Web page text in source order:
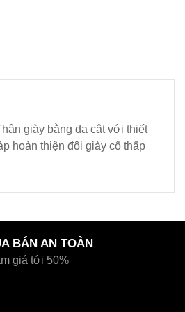
giày bằng da cật với thiết
hoàn thiện đôi giày cổ thấp
BÁN AN TOÀN
giá tới 50%